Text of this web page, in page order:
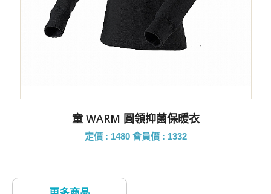
童 WARM 圓領抑菌保暖衣
定價 : 1480 會員價 : 1332